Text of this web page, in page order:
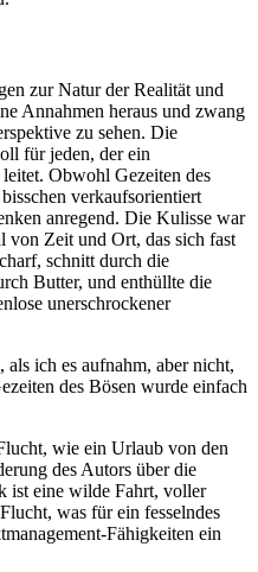
zur Natur der Realität und
Annahmen heraus und zwang
zu sehen. Die
für jeden, der ein
Obwohl Gezeiten des
verkaufsorientiert
anregend. Die Kulisse war
von Zeit und Ort, das sich fast
schnitt durch die
Butter, und enthüllte die
unerschrockener
ich es aufnahm, aber nicht,
des Bösen wurde einfach
wie ein Urlaub von den
des Autors über die
ist eine wilde Fahrt, voller
was für ein fesselndes
Fähigkeiten ein